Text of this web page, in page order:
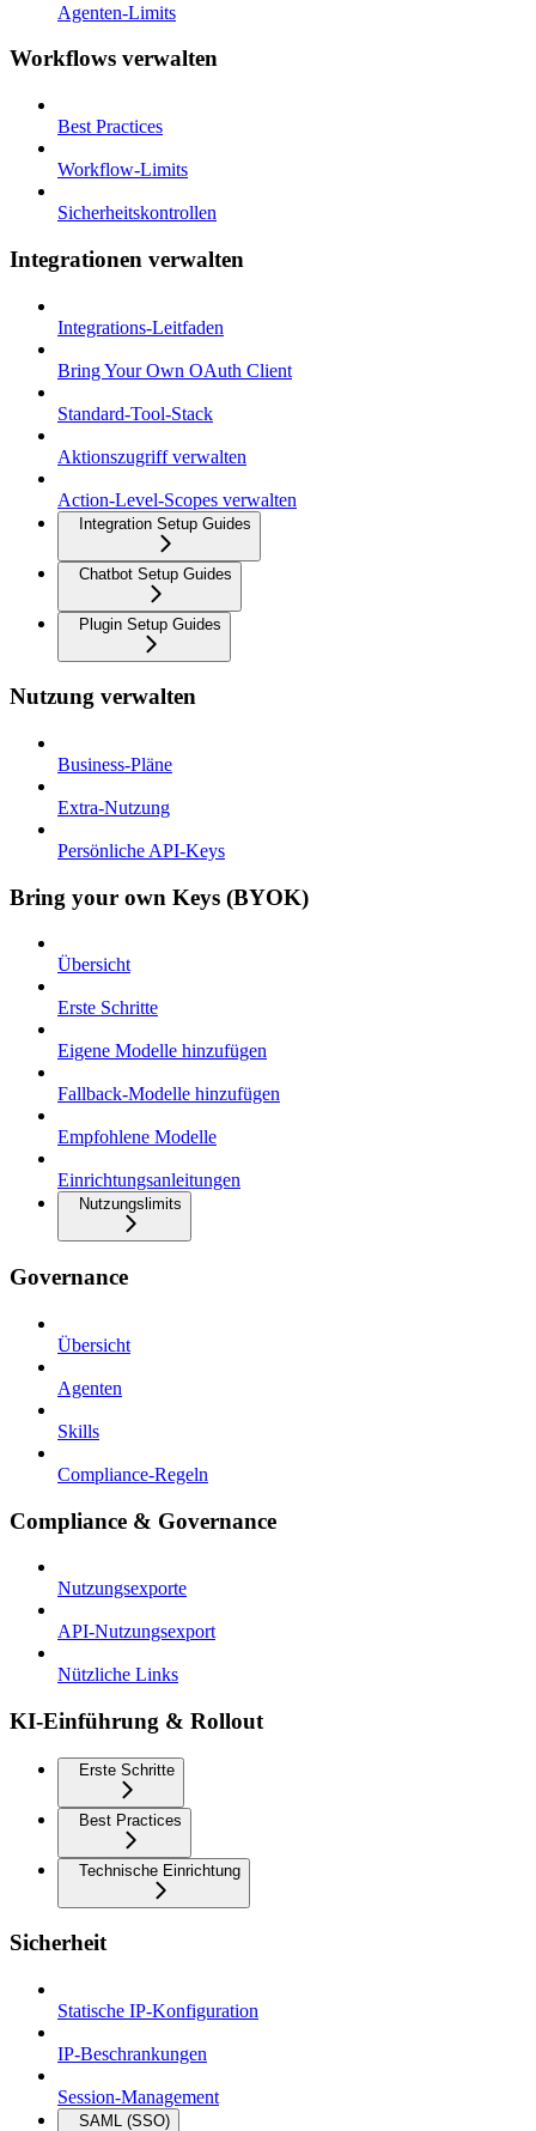
Agenten-Limits
Workflows verwalten
Best Practices
Workflow-Limits
Sicherheitskontrollen
Integrationen verwalten
Integrations-Leitfaden
Bring Your Own OAuth Client
Standard-Tool-Stack
Aktionszugriff verwalten
Action-Level-Scopes verwalten
Integration Setup Guides
Chatbot Setup Guides
Plugin Setup Guides
Nutzung verwalten
Business-Pläne
Extra-Nutzung
Persönliche API-Keys
Bring your own Keys (BYOK)
Übersicht
Erste Schritte
Eigene Modelle hinzufügen
Fallback-Modelle hinzufügen
Empfohlene Modelle
Einrichtungsanleitungen
Nutzungslimits
Governance
Übersicht
Agenten
Skills
Compliance-Regeln
Compliance & Governance
Nutzungsexporte
API-Nutzungsexport
Nützliche Links
KI-Einführung & Rollout
Erste Schritte
Best Practices
Technische Einrichtung
Sicherheit
Statische IP-Konfiguration
IP-Beschrankungen
Session-Management
SAML (SSO)